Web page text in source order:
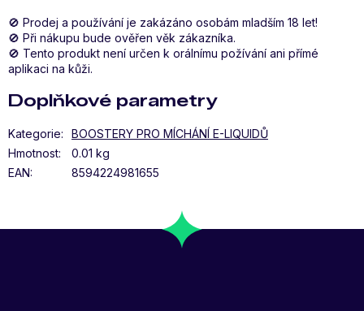
🚫 Prodej a používání je zakázáno osobám mladším 18 let!
🚫 Při nákupu bude ověřen věk zákazníka.
🚫 Tento produkt není určen k orálnímu požívání ani přímé
aplikaci na kůži.
Doplňkové parametry
Kategorie:
BOOSTERY PRO MÍCHÁNÍ E-LIQUIDŮ
Hmotnost:
0.01 kg
EAN: 8594224981655